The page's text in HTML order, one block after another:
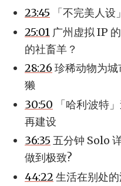
23:45 「不完美人
25:01 广州虚拟 IP
的社畜羊？
28:26 珍稀动物为城
獭
30:50 「哈利·波特
再建设
36:35 五分钟 Solo
做到极致?
44:22 生活在别处